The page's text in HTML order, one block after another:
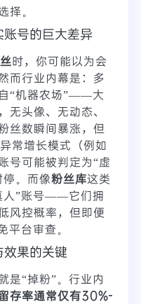
择。
号的巨大差异
时，你可能以为会
而行业内幕是：多
“机器农场”——大
无头像、无动态、
丝数瞬间暴涨，但
常增长模式（例如
号可能被判定为“虚
。而像粉丝库这类
人”账号——它们拥
风控概率，但即便
台审查。
果的关键
是“掉粉”。行业内
存率通常仅有30%-